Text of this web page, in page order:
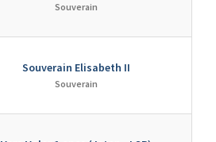
Souverain
Souverain Elisabeth II
Souverain